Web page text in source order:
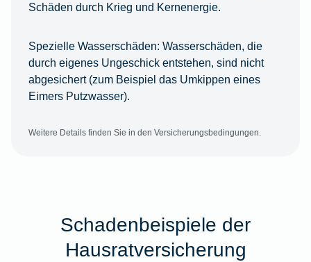
Schäden durch Krieg und Kernenergie.
Spezielle Wasserschäden: Wasserschäden, die
durch eigenes Ungeschick entstehen, sind nicht
abgesichert (zum Beispiel das Umkippen eines
Eimers Putzwasser).
Weitere Details finden Sie in den Versicherungsbedingungen.
Schadenbeispiele der
Hausratversicherung